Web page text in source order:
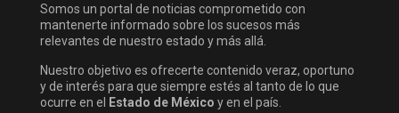
Somos un portal de noticias comprometido con
mantenerte informado sobre los sucesos más
relevantes de nuestro estado y más allá.
Nuestro objetivo es ofrecerte contenido veraz, oportuno
y de interés para que siempre estés al tanto de lo que
ocurre en el
Estado de México y en el país.